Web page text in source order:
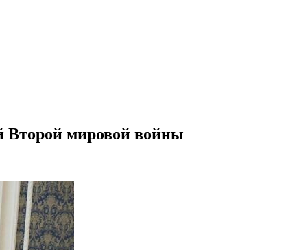
Второй мировой войны